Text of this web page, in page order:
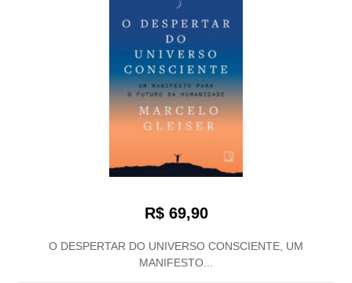
R$ 69,90
O DESPERTAR DO UNIVERSO CONSCIENTE, UM
MANIFESTO...